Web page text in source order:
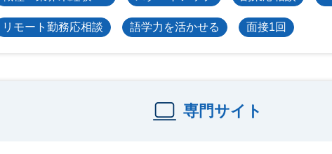
リモート勤務応相談 語学力を活かせる 面接1回
専門サイト